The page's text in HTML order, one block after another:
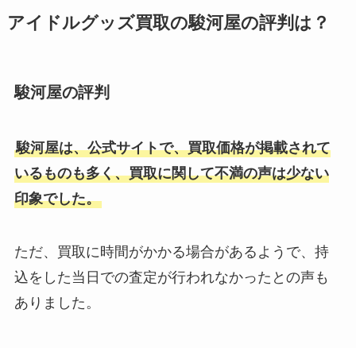
sixtonesの活動休止の理由は？い
つから？文春で婚約者が？！解散
ランキング！しょうゆ顔とは？元
祖しょうゆ顔やJrメンバーも紹
介！
ンバーと現在で変更はある？赤西
やオレンジは誰？
アイドルグッズ買取の駿河屋の評判は？
駿河屋の評判
駿河屋は、公式サイトで、買取価格が掲載されて
いるものも多く、買取に関して不満の声は少ない
印象でした。
ただ、買取に時間がかかる場合があるようで、持
込をした当日での査定が行われなかったとの声も
ありました。